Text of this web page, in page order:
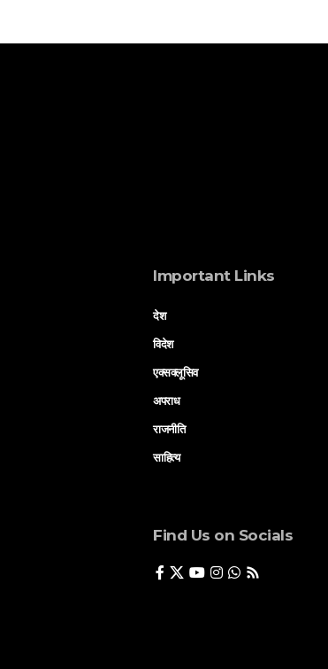
Important Links
देश
विदेश
एक्सक्लूसिव
अपराध
राजनीति
साहित्य
Find Us on Socials